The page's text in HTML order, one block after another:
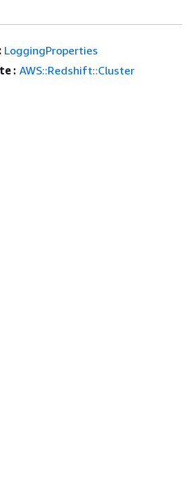
LoggingProperties
: AWS::Redshift::Cluster